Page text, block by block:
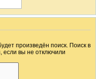
произведён поиск. Поиск в
если вы не отключили